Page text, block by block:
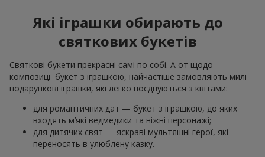
Які іграшки обирають до
святкових букетів
Святкові букети прекрасні самі по собі. А от щодо
композиції букет з іграшкою, найчастіше замовляють милі
подарункові іграшки, які легко поєднуються з квітами:
для романтичних дат — букет з іграшкою, до яких
входять м’які ведмедики та ніжні персонажі;
для дитячих свят — яскраві мультяшні герої, які
переносять в улюблену казку.